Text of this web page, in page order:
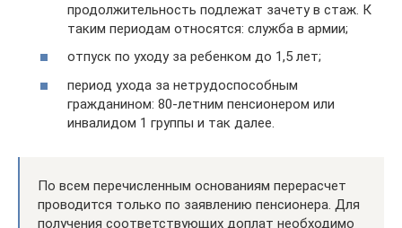
продолжительность подлежат зачету в стаж. К
таким периодам относятся: служба в армии;
отпуск по уходу за ребенком до 1,5 лет;
период ухода за нетрудоспособным
гражданином: 80-летним пенсионером или
инвалидом 1 группы и так далее.
По всем перечисленным основаниям перерасчет
проводится только по заявлению пенсионера. Для
получения соответствующих доплат необходимо